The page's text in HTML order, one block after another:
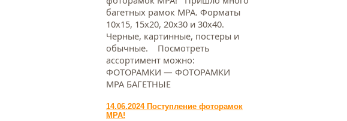
багетных рамок МРА. Форматы
10х15, 15х20, 20х30 и 30х40.
Черные, картинные, постеры и
обычные. Посмотреть
ассортимент можно:
ФОТОРАМКИ — ФОТОРАМКИ
МРА БАГЕТНЫЕ
14.06.2024 Поступление фоторамок
МРА!